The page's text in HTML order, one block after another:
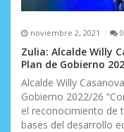
noviembre 2, 2021 0
Zulia: Alcalde Willy
Plan de Gobierno
Alcalde Willy
Gobierno 2022/26
el reconocimiento de
bases del desarrollo